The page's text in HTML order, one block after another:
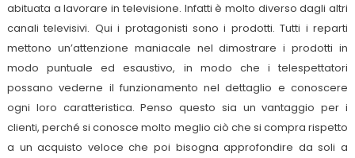
abituata a lavorare in televisione. Infatti è molto diverso dagli altri
canali televisivi. Qui i protagonisti sono i prodotti. Tutti i reparti
mettono un’attenzione maniacale nel dimostrare i prodotti in
modo puntuale ed esaustivo, in modo che i telespettatori
possano vederne il funzionamento nel dettaglio e conoscere
ogni loro caratteristica. Penso questo sia un vantaggio per i
clienti, perché si conosce molto meglio ciò che si compra rispetto
a un acquisto veloce che poi bisogna approfondire da soli a